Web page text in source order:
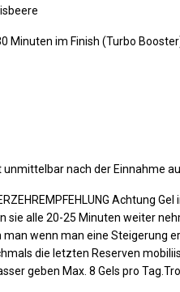
Minuten im Finish (Turbo
unmittelbar nach der Einnahme
Achtung
sie alle 20-25 Minuten weiter
man wenn man eine Steigerung
die letzten Reserven
geben Max. 8 Gels pro